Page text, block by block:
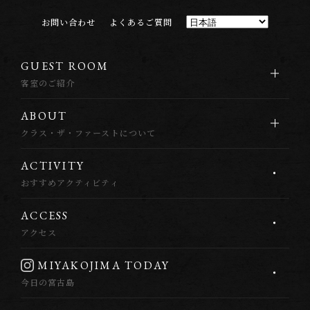
GUEST ROOM
客室のご紹介
ABOUT
クラス・ザ・ファーストについて
ACTIVITY
おすすめアクティビティ
ACCESS
アクセス
MIYAKOJIMA TODAY
今日の宮古島
お問い合わせ よ く あ る ご質問